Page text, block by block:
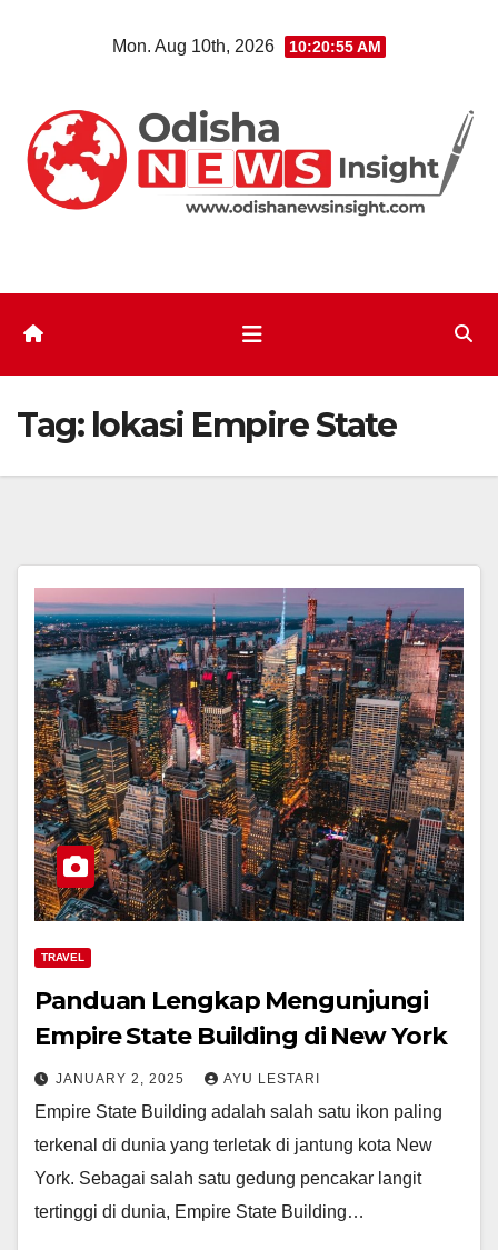
Mon. Aug 10th, 2026 10:20:55 AM
Tag: lokasi Empire State
TRAVEL
Panduan Lengkap Mengunjungi
Empire State Building di New York
JANUARY 2, 2025 AYU LESTARI
Empire State Building adalah salah satu ikon paling
terkenal di dunia yang terletak di jantung kota New
York. Sebagai salah satu gedung pencakar langit
tertinggi di dunia, Empire State Building…